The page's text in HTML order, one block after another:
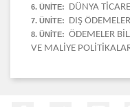
6. ÜNİTE: DÜNYA
7. ÜNİTE: DIŞ
8. ÜNİTE: ÖDEMELER
VE MALİYE